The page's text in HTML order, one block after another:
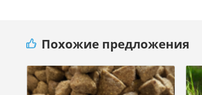
Похожие предложения